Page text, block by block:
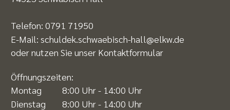
Telefon: 0791 71950
E-Mail: schuldek.schwaebisch-hall@elkw.de
oder nutzen Sie unser Kontaktformular
Öffnungszeiten:
Montag 8:00 Uhr - 14:00 Uhr
Dienstag 8:00 Uhr - 14:00 Uhr